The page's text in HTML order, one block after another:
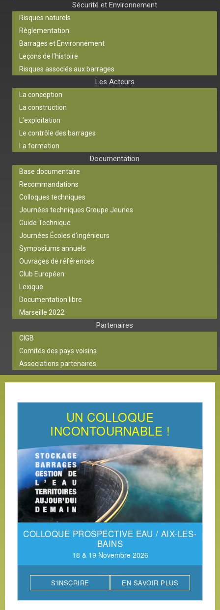
Sécurité et Environnement
Risques naturels
Règlementation
Barrages et Environnement
Leçons de l’histoire
Risques associés aux barrages
Les Acteurs
La conception
La construction
L’exploitation
Le contrôle des barrages
La formation
Documentation
Base documentaire
Recommandations
Colloques techniques
Journées techniques Groupe Jeunes
Guide Technique
Journées Écoles d’ingénieurs
Symposiums annuels
Ouvrages de références
Club Européen
Lexique
Documentation libre
Marseille 2022
Partenaires
CIGB
Comités des pays voisins
Associations partenaires
UN COLLOQUE
INCONTOURNABLE !
COLLOQUE PROSPECTIVE EAU / AIX-LES-
BAINS
18 & 19 Novembre 2026
S'INSCRIRE EN SAVOIR PLUS